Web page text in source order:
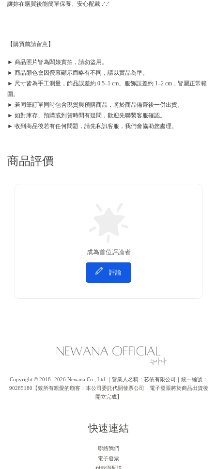
讓妳在購買後能簡單保養、安心配戴 .ᐟ.ᐟ
【購買前請留意】
► 商品照片皆為闆娘實拍，請勿盜用。
► 商品顏色會因螢幕顯示而略有不同，請以實品為準。
► 尺寸皆為手工測量，飾品誤差約 0.5–1 cm、服飾誤差約 1–2 cm，皆屬正常範
圍。
► 若同筆訂單同時包含現貨與預購商品，將於商品備齊後一併出貨。
► 如對庫存、預購或到貨時間有疑問，歡迎先聯繫客服確認。
► 收到商品後若有任何問題，請先私訊客服，我們會協助您處理。
商品評價
成為首位評論者
評論
Copyright © 2018- 2026 Newana Co., Ltd.｜營業人名稱：芯依有限公司｜統一編號：
90285180【致所有親愛的顧客：本公司委託代開發票公司，電子發票將於商品出貨後
開立完成】
快速連結
聯絡我們
電子發票